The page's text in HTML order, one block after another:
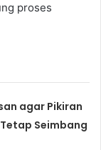
proses
agar Pikiran
Seimbang